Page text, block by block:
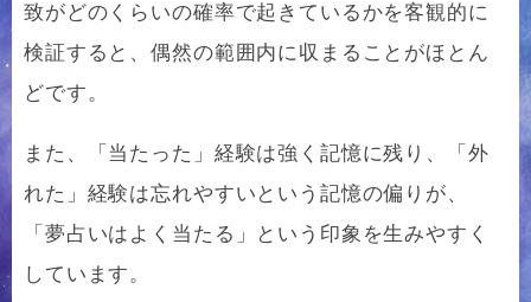
致がどのくらいの確率で起きているかを客観的に
検証すると、偶然の範囲内に収まることがほとん
どです。
また、「当たった」経験は強く記憶に残り、「外
れた」経験は忘れやすいという記憶の偏りが、
「夢占いはよく当たる」という印象を生みやすく
しています。